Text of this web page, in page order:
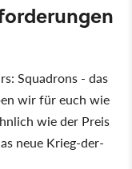
Squadrons - das
wir für euch wie
wie der Preis
neue Krieg-der-